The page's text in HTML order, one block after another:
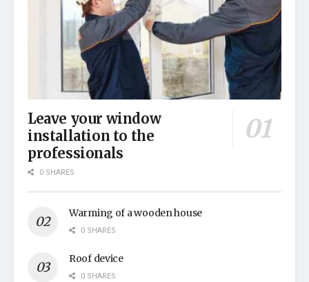
Leave your window
installation to the
professionals
0 SHARES
Warming of a wooden house
0 SHARES
Roof device
0 SHARES